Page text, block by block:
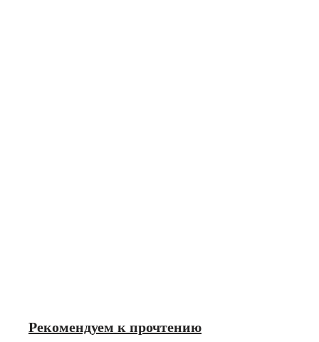
Рекомендуем к прочтению